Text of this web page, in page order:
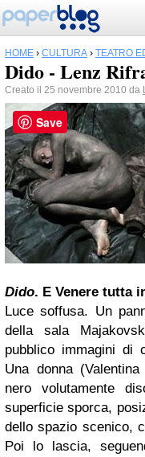
HOME › CULTURA › TEATRO
Dido - Lenz
Creato il 25 novembre 2010 da
Dido. E Venere tutta
Luce soffusa. Un
della sala
pubblico immagini di
Una donna
nero volutamente
superficie sporca,
dello spazio scenico,
Poi lo lascia,
Save